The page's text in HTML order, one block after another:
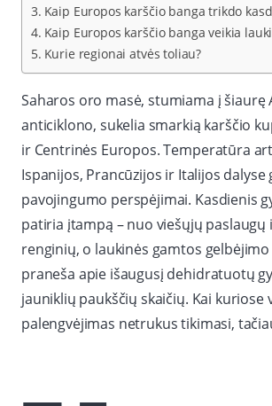
Kaip Europos karščio banga trikdo
Kaip Europos karščio banga veikia
Kurie regionai atvės toliau?
Saharos oro masė, stumiama į šiaurę
anticiklono, sukelia smarkią karščio
ir Centrinės Europos. Temperatūra
Ispanijos, Prancūzijos ir Italijos
pavojingumo perspėjimai. Kasdienis
patiria įtampą – nuo viešųjų paslaugų
renginių, o laukinės gamtos
praneša apie išaugusį dehidratuotų
jauniklių paukščių skaičių. Kai kuriose
palengvėjimas netrukus tikimasi,